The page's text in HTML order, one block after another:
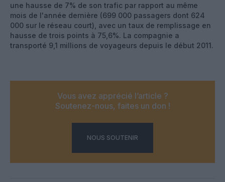
une hausse de 7% de son trafic par rapport au même
mois de l'année dernière (699 000 passagers dont 624
000 sur le réseau court), avec un taux de remplissage en
hausse de trois points à 75,6%. La compagnie a
transporté 9,1 millions de voyageurs depuis le début 2011.
Vous avez apprécié l’article ?
Soutenez-nous, faites un don !
NOUS SOUTENIR